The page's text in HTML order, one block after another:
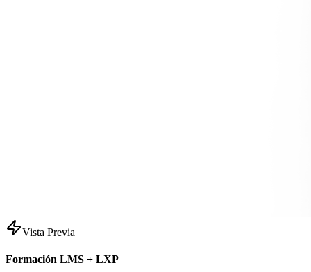
Vista Previa
Formación LMS + LXP